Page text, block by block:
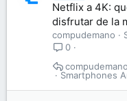
Netflix a 4K:
disfrutar de la
compudemano
0
Smartphones
compudemano